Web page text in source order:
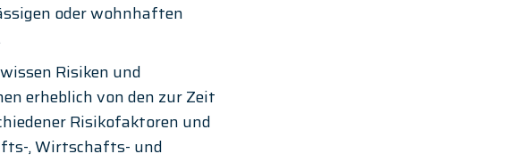
oder wohnhaften
Risiken und
erheblich von den zur Zeit
Risikofaktoren und
, Wirtschafts- und